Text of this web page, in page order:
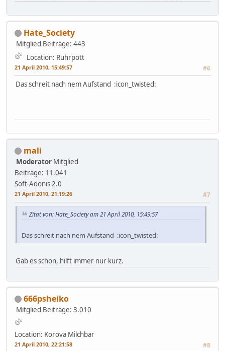
Hate_Society
Mitglied Beiträge: 443
Location: Ruhrpott
21 April 2010, 15:49:57 #6
Das schreit nach nem Aufstand :icon_twisted:
mali
Moderator Mitglied
Beiträge: 11.041
Soft-Adonis 2.0
21 April 2010, 21:19:26 #7
Zitat von: Hate_Society am 21 April 2010, 15:49:57
Das schreit nach nem Aufstand :icon_twisted:
Gab es schon, hilft immer nur kurz.
666psheiko
Mitglied Beiträge: 3.010
Location: Korova Milchbar
21 April 2010, 22:21:58 #8